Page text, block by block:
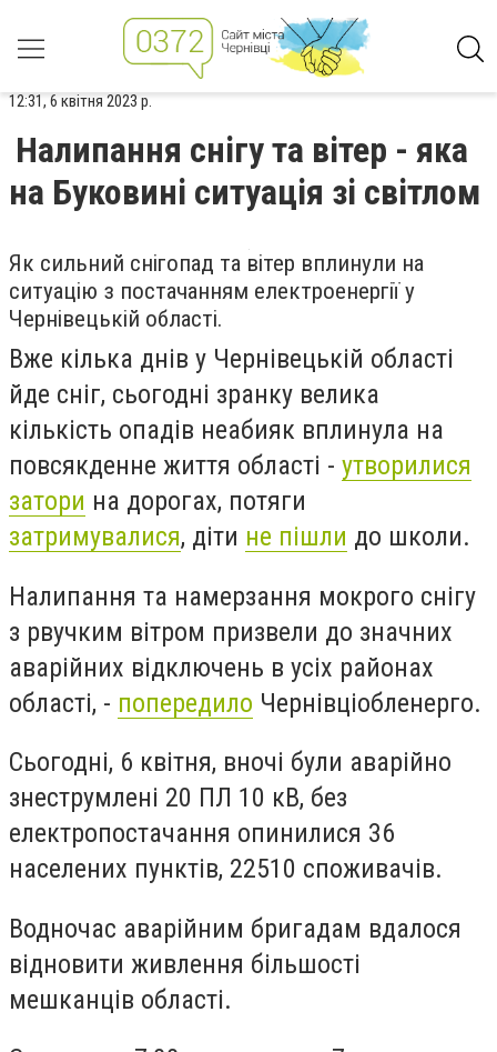
12:31, 6 квітня 2023 р.
Налипання снігу та вітер - яка
на Буковині ситуація зі світлом
Як сильний снігопад та вітер вплинули на
ситуацію з постачанням електроенергії у
Чернівецькій області.
Вже кілька днів у Чернівецькій області
йде сніг, сьогодні зранку велика
кількість опадів неабияк вплинула на
повсякденне життя області - утворилися
затори на дорогах, потяги
затримувалися, діти не пішли до школи.
Налипання та намерзання мокрого снігу
з рвучким вітром призвели до значних
аварійних відключень в усіх районах
області, - попередило Чернівціобленерго.
Сьогодні, 6 квітня, вночі були аварійно
знеструмлені 20 ПЛ 10 кВ, без
електропостачання опинилися 36
населених пунктів, 22510 споживачів.
Водночас аварійним бригадам вдалося
відновити живлення більшості
мешканців області.